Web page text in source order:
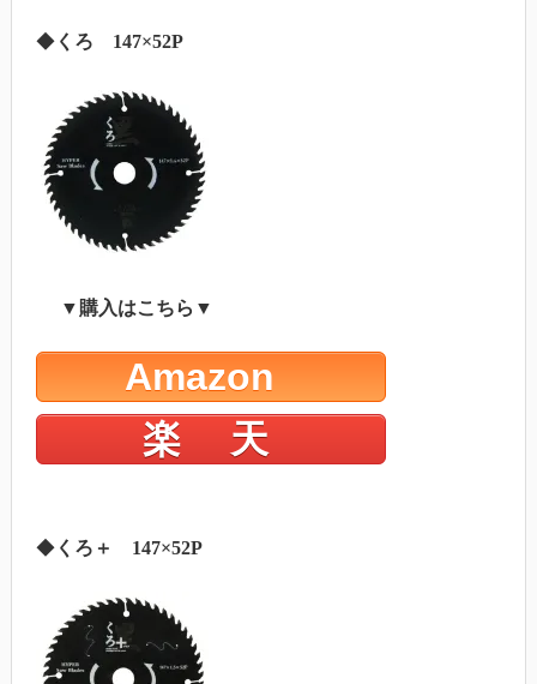
◆くろ 147×52P
▼購入はこちら▼
Amazon
楽 天
◆くろ＋ 147×52P